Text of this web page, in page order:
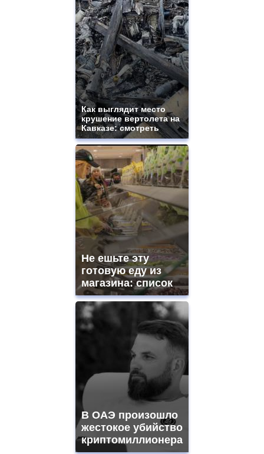
Как выглядит место
крушение вертолета на
Кавказе: смотреть
Не ешьте эту
готовую еду из
магазина: список
В ОАЭ произошло
жестокое убийство
криптомиллионера